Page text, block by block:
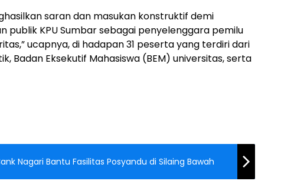
saran dan masukan konstruktif demi
publik KPU Sumbar sebagai penyelenggara pemilu
ucapnya, di hadapan 31 peserta yang terdiri dari
Badan Eksekutif Mahasiswa (BEM) universitas, serta
Nagari Bantu Fasilitas Posyandu di Silaing Bawah